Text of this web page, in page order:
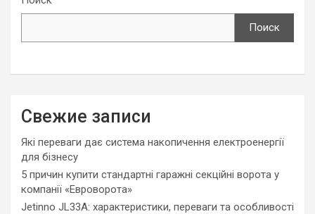
Поиск
Свежие записи
Які переваги дає система накопичення електроенергії
для бізнесу
5 причин купити стандартні гаражні секційні ворота у
компанії «Евроворота»
Jetinno JL33A: характеристики, переваги та особливості